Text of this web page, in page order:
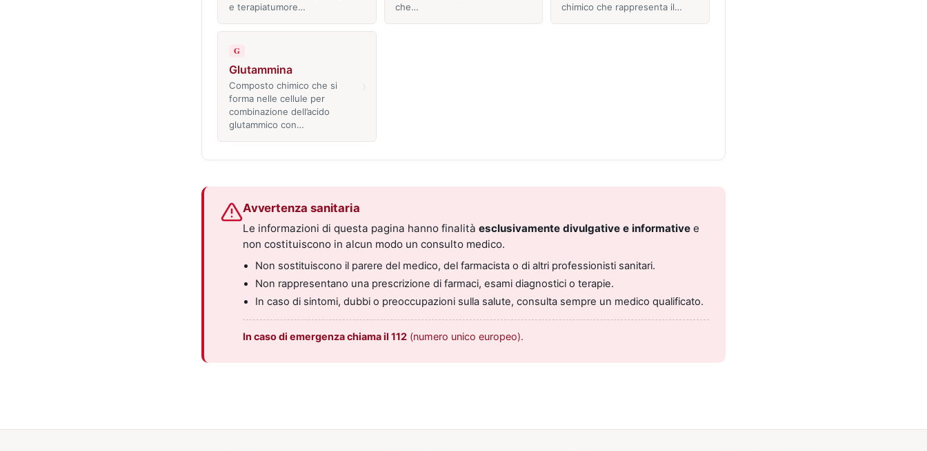
e terapiatumore…
che…
chimico che rappresenta il…
G
Glutammina
Composto chimico che si
forma nelle cellule per
combinazione dell’acido
glutammico con…
Avvertenza sanitaria
Le informazioni di questa pagina hanno finalità esclusivamente divulgative e informative e
non costituiscono in alcun modo un consulto medico.
Non sostituiscono il parere del medico, del farmacista o di altri professionisti sanitari.
Non rappresentano una prescrizione di farmaci, esami diagnostici o terapie.
In caso di sintomi, dubbi o preoccupazioni sulla salute, consulta sempre un medico qualificato.
In caso di emergenza chiama il 112 (numero unico europeo).